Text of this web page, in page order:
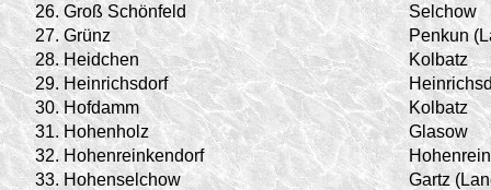
26. Groß Schönfeld
Selchow
27. Grünz
Penkun
28. Heidchen
Kolbatz
29. Heinrichsdorf
30. Hofdamm
Kolbatz
31. Hohenholz
Glasow
32. Hohenreinkendorf
33. Hohenselchow
Gartz